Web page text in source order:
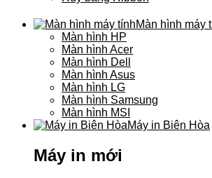
Màn hình máy
Màn hình HP
Màn hình Acer
Màn hình Dell
Màn hình Asus
Màn hình LG
Màn hình Samsung
Màn hình MSI
Máy in Biên Hòa
Máy in mới